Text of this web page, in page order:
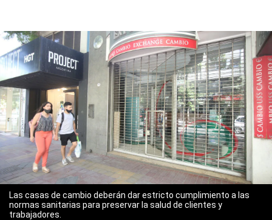
Las casas de cambio deberán dar estricto cumplimiento a las
normas sanitarias para preservar la salud de clientes y
trabajadores.